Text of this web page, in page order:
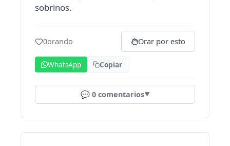
sobrinos.
0orando Orar por esto
WhatsApp Copiar
💬 0comentarios▼